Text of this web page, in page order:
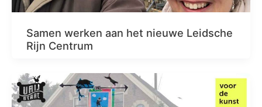
Samen werken aan het nieuwe Leidsche
Rijn Centrum